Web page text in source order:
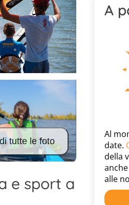
A
Al
date.
della
alle
tutte le foto
e sport a